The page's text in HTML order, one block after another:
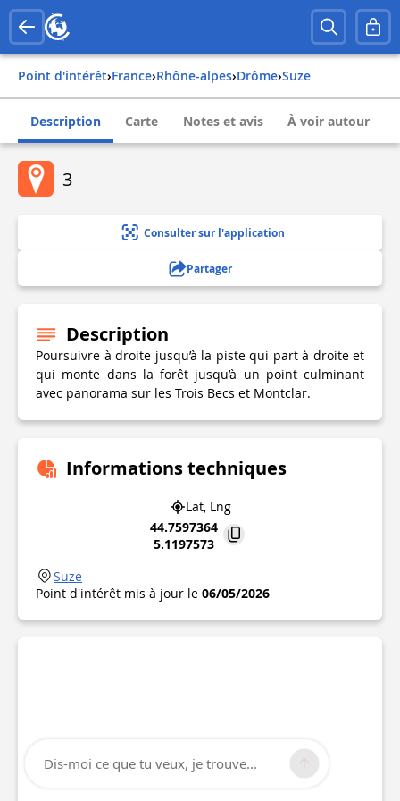
Point d'intérêt› france› rhône-alpes› drôme› suze
Description Carte Notes et avis À voir autour
3
Consulter sur l'application
Partager
Description
Poursuivre à droite jusqu’à la piste qui part à droite et
qui monte dans la forêt jusqu’à un point culminant
avec panorama sur les Trois Becs et Montclar.
Informations techniques
Lat, Lng
44.7597364
5.1197573
Suze
Point d'intérêt mis à jour le 06/05/2026
Dis-moi ce que tu veux, je trouve...